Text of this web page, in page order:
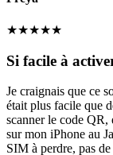
★★★★★
Si facile à
Je craignais que ce
était plus facile que
scanner le code
sur mon iPhone au
SIM à perdre, pas